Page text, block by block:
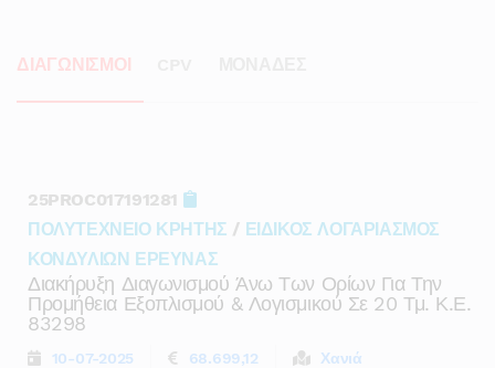
ΔΙΑΓΩΝΙΣΜΟΙ
25PROC017191281
ΠΟΛΥΤΕΧΝΕΙΟ ΚΡΗΤΗΣ / ΕΙΔΙΚΟΣ ΛΟΓΑΡΙΑΣΜΟΣ
ΚΟΝΔΥΛΙΩΝ ΕΡΕΥΝΑΣ
Διακήρυξη Διαγωνισμού Άνω Των Ορίων Για Την
Προμήθεια Εξοπλισμού & Λογισμικού Σε 20 Τμ. Κ.ε.
83298
10-07-2025 68.699,12 Χανιά